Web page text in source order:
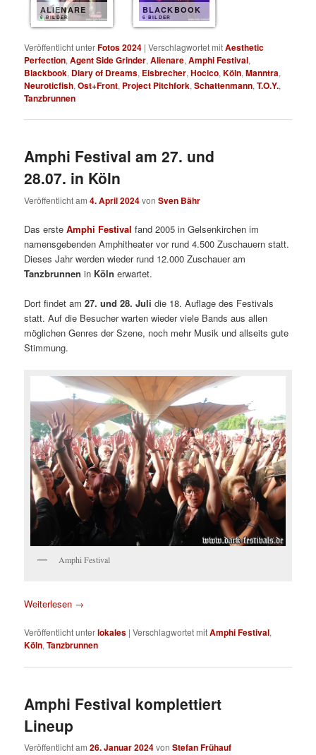
ALIENARE
6 BILDER
BLACKBOOK
6 BILDER
Veröffentlicht unterFotos 2024 |Verschlagwortet mitAesthetic
Perfection,Agent Side Grinder,Alienare,Amphi Festival,
Blackbook, Diary of Dreams, Eisbrecher,Hocico,Köln,Manntra,
Neuroticfish,Ost+Front, Project Pitchfork,Schattenmann,T.O.Y.,
Tanzbrunnen
Amphi Festival am 27. und
28.07. in Köln
Veröffentlicht am4. April 2024vonSven Bähr
Das ersteAmphi Festival fand 2005 in Gelsenkirchen im
namensgebenden Amphitheater vor rund 4.500 Zuschauern statt.
Dieses Jahr werden wieder rund 12.000 Zuschauer am
Tanzbrunnen in Köln erwartet.
Dort findet am27. und 28. Juli die 18. Auflage des Festivals
statt. Auf die Besucher warten wieder viele Bands aus allen
möglichen Genres der Szene, noch mehr Musik und allseits gute
Stimmung.
Amphi Festival
Weiterlesen →
Veröffentlicht unterlokales |Verschlagwortet mitAmphi Festival,
Köln,Tanzbrunnen
Amphi Festival komplettiert
Lineup
Veröffentlicht am26. Januar 2024vonStefan Frühauf